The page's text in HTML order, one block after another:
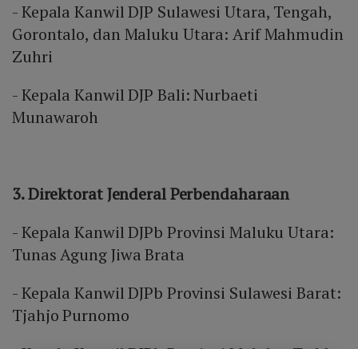
- Kepala Kanwil DJP Sulawesi Utara, Tengah,
Gorontalo, dan Maluku Utara: Arif Mahmudin
Zuhri
- Kepala Kanwil DJP Bali: Nurbaeti
Munawaroh
3. Direktorat Jenderal Perbendaharaan
- Kepala Kanwil DJPb Provinsi Maluku Utara:
Tunas Agung Jiwa Brata
- Kepala Kanwil DJPb Provinsi Sulawesi Barat:
Tjahjo Purnomo